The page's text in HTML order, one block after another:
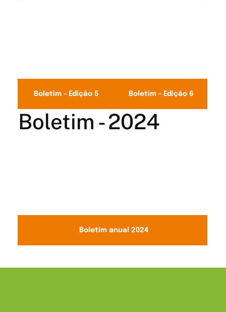
Boletim - Edição 5 Boletim - Edição 6
Boletim - 2024
Boletim anual 2024